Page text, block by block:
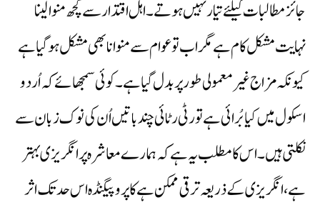
جائز مطالبات کیلئے تیار نہیں ہوتے۔اہل اقتدار سے کچھ منوالینا
نہایت مشکل کام ہے مگر اب تو عوام سے منوانا بھی مشکل ہوگیا ہے
کیونکہ مزاج غیر معمولی طور پر بدل گیا ہے۔ کوئی سمجھائے کہ اُردو
اسکول میں کیا بُرائی ہے تو رٹی رٹائی چند باتیں اُن کی نوک زبان سے
نکلتی ہیں۔اس کا مطلب یہ ہے کہ ہمارے معاشرہ پر انگریزی بہتر
ہے، انگریزی کے ذریعہ ترقی ممکن ہے کا پروپیگنڈہ اس حد تک اثر